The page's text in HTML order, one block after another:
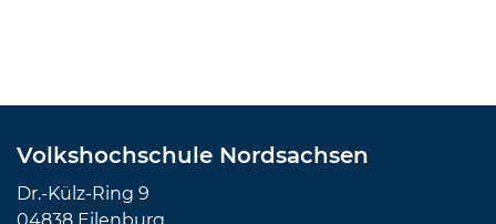
Volkshochschule Nordsachsen
Dr.-Külz-Ring 9